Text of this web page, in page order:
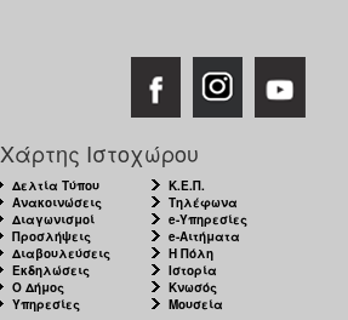
Χάρτης Ιστοχώρου
Δελτία Τύπου
Ανακοινώσεις
Διαγωνισμοί
Προσλήψεις
Διαβουλεύσεις
Εκδηλώσεις
Ο Δήμος
Υπηρεσίες
Κ.Ε.Π.
Τηλέφωνα
e-Υπηρεσίες
e-Αιτήματα
Η Πόλη
Ιστορία
Κνωσός
Μουσεία